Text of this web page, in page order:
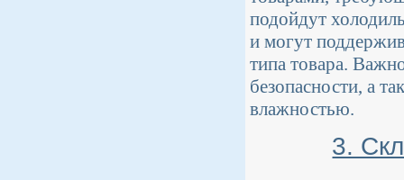
подойдут
и могут
типа товара.
безопасности, а
влажностью.
3.